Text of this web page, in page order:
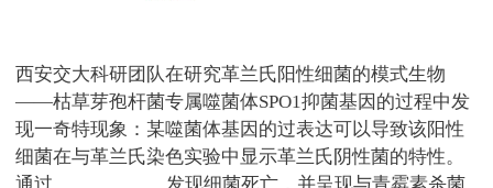
西安交大科研团队在研究革兰氏阳性细菌的模式生物
——枯草芽孢杆菌专属噬菌体SPO1抑菌基因的过程中发
现一奇特现象：某噬菌体基因的过表达可以导致该阳性
细菌在与革兰氏染色实验中显示革兰氏阴性菌的特性。